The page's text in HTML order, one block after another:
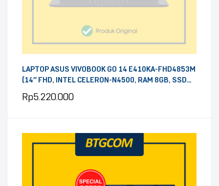
LAPTOP ASUS VIVOBOOK GO 14 E410KA-FHD4853M
(14″ FHD, INTEL CELERON-N4500, RAM 8GB, SSD
PEACOCK BLUE)
Rp5.220.000